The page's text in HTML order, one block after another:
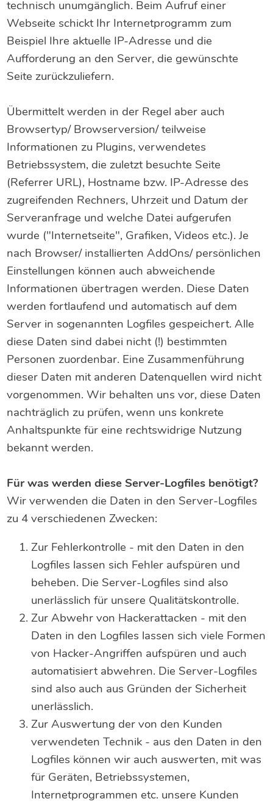
technisch unumgänglich. Beim Aufruf einer
Webseite schickt Ihr Internetprogramm zum
Beispiel Ihre aktuelle IP-Adresse und die
Aufforderung an den Server, die gewünschte
Seite zurückzuliefern.
Übermittelt werden in der Regel aber auch
Browsertyp/ Browserversion/ teilweise
Informationen zu Plugins, verwendetes
Betriebssystem, die zuletzt besuchte Seite
(Referrer URL), Hostname bzw. IP-Adresse des
zugreifenden Rechners, Uhrzeit und Datum der
Serveranfrage und welche Datei aufgerufen
wurde ("Internetseite", Grafiken, Videos etc.). Je
nach Browser/ installierten AddOns/ persönlichen
Einstellungen können auch abweichende
Informationen übertragen werden. Diese Daten
werden fortlaufend und automatisch auf dem
Server in sogenannten Logfiles gespeichert. Alle
diese Daten sind dabei nicht (!) bestimmten
Personen zuordenbar. Eine Zusammenführung
dieser Daten mit anderen Datenquellen wird nicht
vorgenommen. Wir behalten uns vor, diese Daten
nachträglich zu prüfen, wenn uns konkrete
Anhaltspunkte für eine rechtswidrige Nutzung
bekannt werden.
Für was werden diese Server-Logfiles benötigt?
Wir verwenden die Daten in den Server-Logfiles
zu 4 verschiedenen Zwecken:
Zur Fehlerkontrolle - mit den Daten in den
Logfiles lassen sich Fehler aufspüren und
beheben. Die Server-Logfiles sind also
unerlässlich für unsere Qualitätskontrolle.
Zur Abwehr von Hackerattacken - mit den
Daten in den Logfiles lassen sich viele Formen
von Hacker-Angriffen aufspüren und auch
automatisiert abwehren. Die Server-Logfiles
sind also auch aus Gründen der Sicherheit
unerlässlich.
Zur Auswertung der von den Kunden
verwendeten Technik - aus den Daten in den
Logfiles können wir auch auswerten, mit was
für Geräten, Betriebssystemen,
Internetprogrammen etc. unsere Kunden